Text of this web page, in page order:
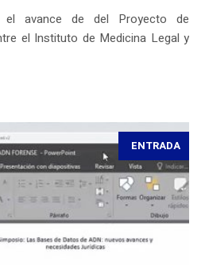
avance de del Proyecto de
el Instituto de Medicina Legal y
ENTRADA